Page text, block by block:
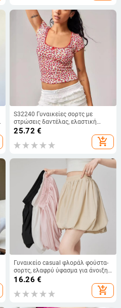
S32240 Γυναικείες σορτς με
στρώσεις δαντέλας, ελαστική
μέση, νάιλον-σπάντεξ
25.72 €
add_shopping_cart
Γυναικείο casual φλοράλ φούστα-
σορτς, ελαφρύ ύφασμα για άνοιξη-
καλοκαίρι, ψηλή μέση, Α-γραμμή,
16.26 €
add_shopping_cart